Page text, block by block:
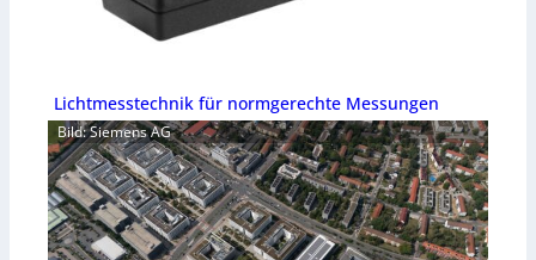
Lichtmesstechnik für normgerechte Messungen
Bild: Siemens AG